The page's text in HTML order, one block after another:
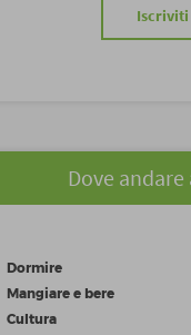
Iscriviti
Dove andare
Dormire
Mangiare e bere
Cultura